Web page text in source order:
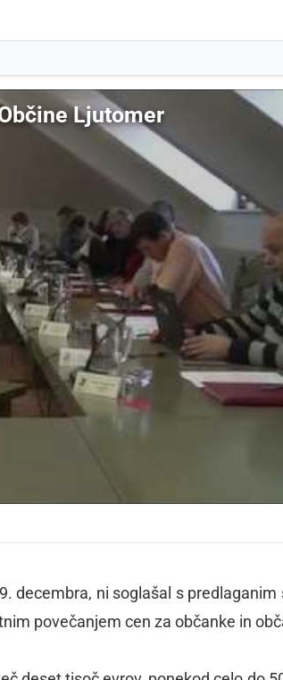
Ljutomer
decembra, ni soglašal s predlaganim
povečanjem cen za občanke in